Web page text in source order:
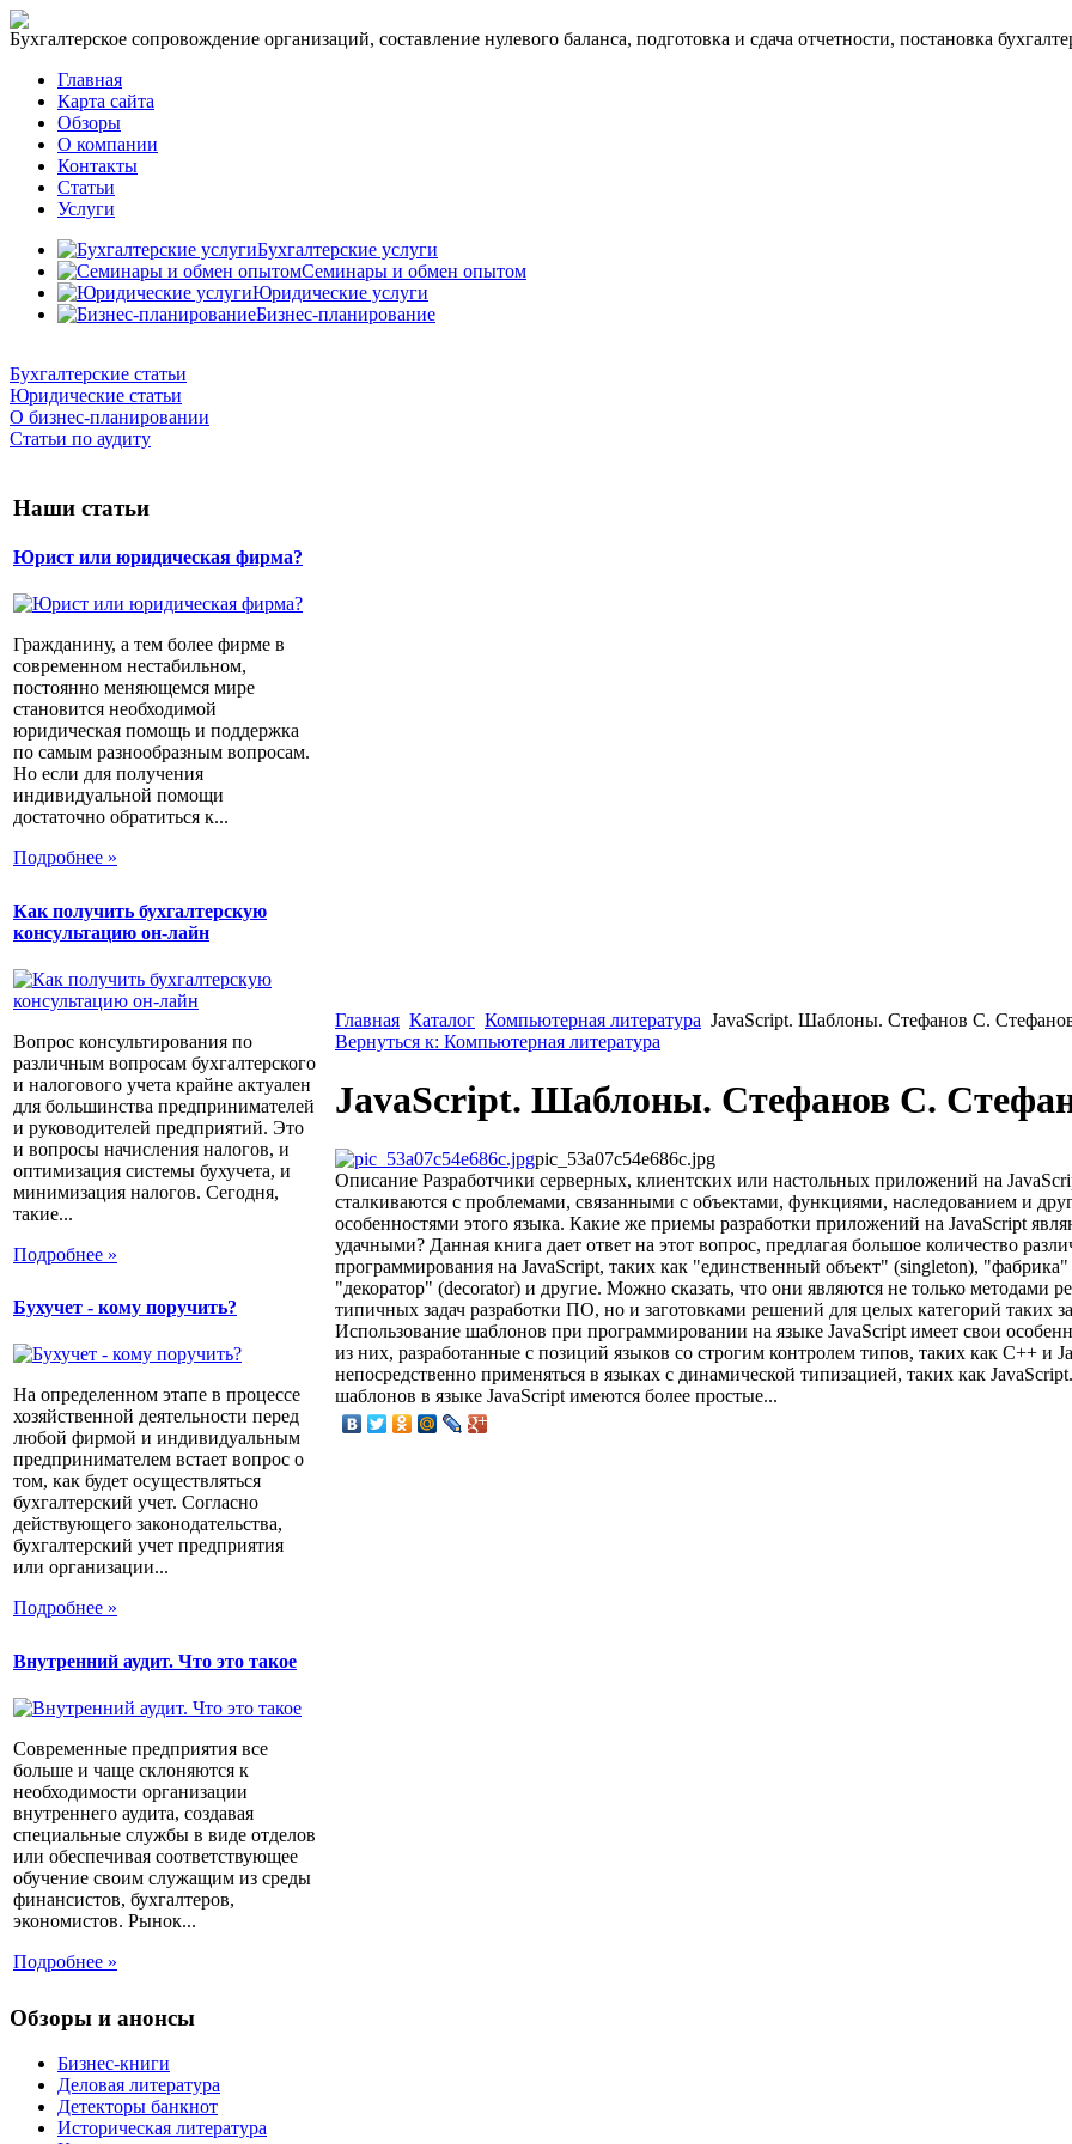
Бухгалтерское сопровождение организаций, составление нулевого баланса, подготовка и сдача отчетности, постановка
Главная
Карта сайта
Обзоры
О компании
Контакты
Статьи
Услуги
Бухгалтерские услуги
Семинары и обмен опытом
Юридические услуги
Бизнес-планирование
Бухгалтерские статьи
Юридические статьи
О бизнес-планировании
Статьи по аудиту
Наши статьи
Юрист или юридическая фирма?
Гражданину, а тем более фирме в
современном нестабильном,
постоянно меняющемся мире
становится необходимой
юридическая помощь и поддержка
по самым разнообразным вопросам.
Но если для получения
индивидуальной помощи
достаточно обратиться к...
Подробнее »
Как получить бухгалтерскую
консультацию он-лайн
Вопрос консультирования по
различным вопросам бухгалтерского
и налогового учета крайне актуален
для большинства предпринимателей
и руководителей предприятий. Это
и вопросы начисления налогов, и
оптимизация системы бухучета, и
минимизация налогов. Сегодня,
такие...
Подробнее »
Бухучет - кому поручить?
На определенном этапе в процессе
хозяйственной деятельности перед
любой фирмой и индивидуальным
предпринимателем встает вопрос о
том, как будет осуществляться
бухгалтерский учет. Согласно
действующего законодательства,
бухгалтерский учет предприятия
или организации...
Подробнее »
Внутренний аудит. Что это такое
Современные предприятия все
больше и чаще склоняются к
необходимости организации
внутреннего аудита, создавая
специальные службы в виде отделов
или обеспечивая соответствующее
обучение своим служащим из среды
финансистов, бухгалтеров,
экономистов. Рынок...
Подробнее »
Главная Каталог Компьютерная литература JavaScript. Шаблоны. Стефанов С.
Вернуться к: Компьютерная литература
JavaScript. Шаблоны. Стефанов С.
pic_53a07c54e686c.jpg
Описание Разработчики серверных, клиентских или настольных приложений на
сталкиваются с проблемами, связанными с объектами, функциями, наследованием и
особенностями этого языка. Какие же приемы разработки приложений на JavaScript
удачными? Данная книга дает ответ на этот вопрос, предлагая большое количество
программирования на JavaScript, таких как "единственный объект" (singleton),
"декоратор" (decorator) и другие. Можно сказать, что они являются не только методами
типичных задач разработки ПО, но и заготовками решений для целых категорий таких
Использование шаблонов при программировании на языке JavaScript имеет свои
из них, разработанные с позиций языков со строгим контролем типов, таких как C++ и
непосредственно применяться в языках с динамической типизацией, таких как
шаблонов в языке JavaScript имеются более простые...
Обзоры и анонсы
Бизнес-книги
Деловая литература
Детекторы банкнот
Историческая литература